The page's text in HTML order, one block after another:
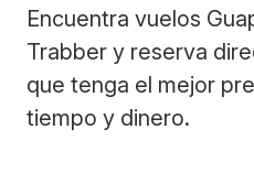
Encuentra vuelos
Trabber y reserva
que tenga el mejor
tiempo y dinero.